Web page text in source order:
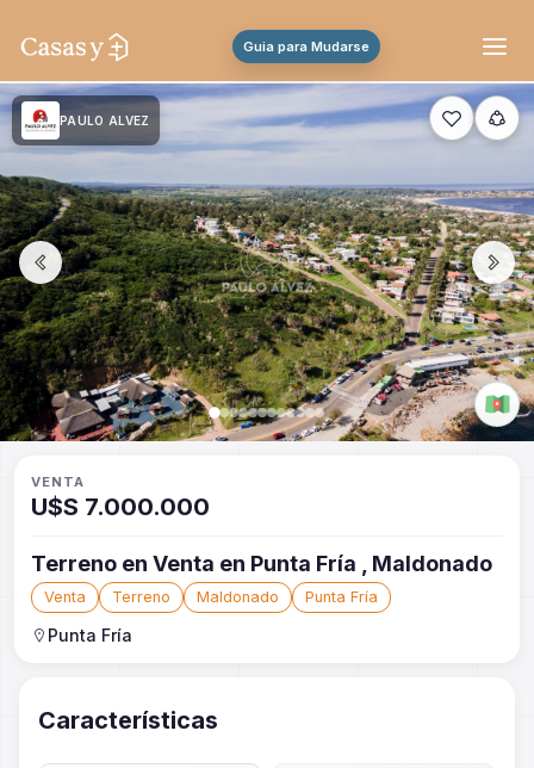
Guia para Mudarse
PAULO ALVEZ
VENTA
U$S 7.000.000
Terreno en Venta en Punta Fría , Maldonado
Venta Terreno Maldonado Punta Fría
Punta Fría
Características